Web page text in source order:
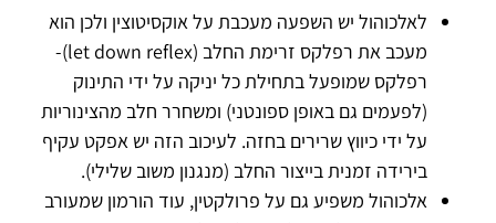
לאלכוהול יש השפעה מעכבת על אוקסיטוצין ולכן הוא
מעכב את רפלקס זרימת החלב (let down reflex)-
רפלקס שמופעל בתחילת כל יניקה על ידי התינוק
(לפעמים גם באופן ספונטני) ומשחרר חלב מהצינוריות
על ידי כיווץ שרירים בחזה. לעיכוב הזה יש אפקט עקיף
בירידה זמנית בייצור החלב (מנגנון משוב שלילי).
אלכוהול משפיע גם על פרולקטין, עוד הורמון שמעורב